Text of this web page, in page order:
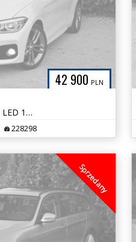
42 900 PLN
BMW 116D MPakiet Lift Full LED 100% Bezwypadkowa Śliczna Alpejska Biel
228298
Sprzedany